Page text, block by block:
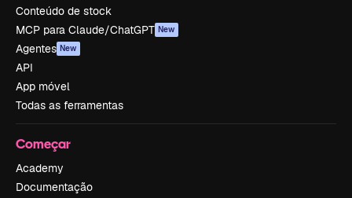
Conteúdo de stock
MCP para Claude/ChatGPT New
Agentes New
API
App móvel
Todas as ferramentas
Começar
Academy
Documentação